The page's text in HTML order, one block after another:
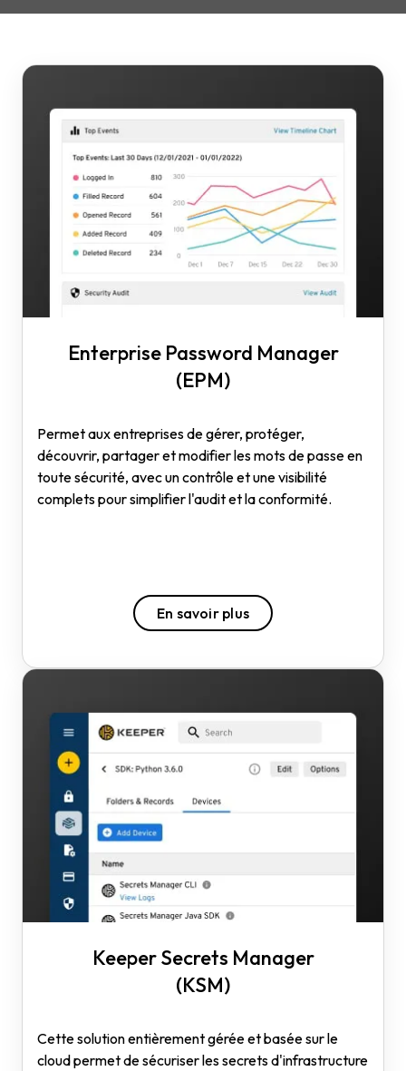
Enterprise Password Manager
(EPM)
Permet aux entreprises de gérer, protéger,
découvrir, partager et modifier les mots de passe en
toute sécurité, avec un contrôle et une visibilité
complets pour simplifier l'audit et la conformité.
En savoir plus
Keeper Secrets Manager
(KSM)
Cette solution entièrement gérée et basée sur le
cloud permet de sécuriser les secrets d'infrastructure